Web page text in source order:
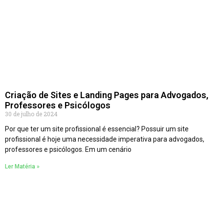
Criação de Sites e Landing Pages para Advogados,
Professores e Psicólogos
30 de julho de 2024
Por que ter um site profissional é essencial? Possuir um site
profissional é hoje uma necessidade imperativa para advogados,
professores e psicólogos. Em um cenário
Ler Matéria »